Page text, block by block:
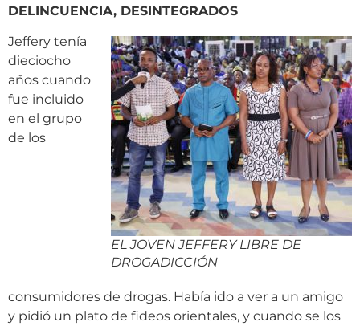
DELINCUENCIA, DESINTEGRADOS
EL JOVEN JEFFERY LIBRE DE
DROGADICCIÓN
Jeffery tenía
dieciocho
años cuando
fue incluido
en el grupo
de los
consumidores de drogas. Había ido a ver a un amigo
y pidió un plato de fideos orientales, y cuando se los